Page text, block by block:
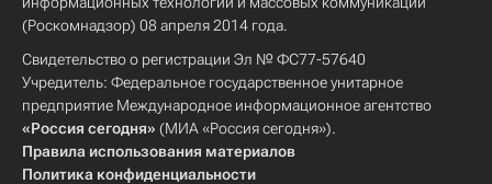
(Роскомнадзор) 08 апреля 2014 года.
Свидетельство о регистрации Эл № ФС77-57640
Учредитель: Федеральное государственное унитарное
предприятие Международное информационное агентство
«Россия сегодня» (МИА «Россия сегодня»).
Правила использования материалов
Политика конфиденциальности